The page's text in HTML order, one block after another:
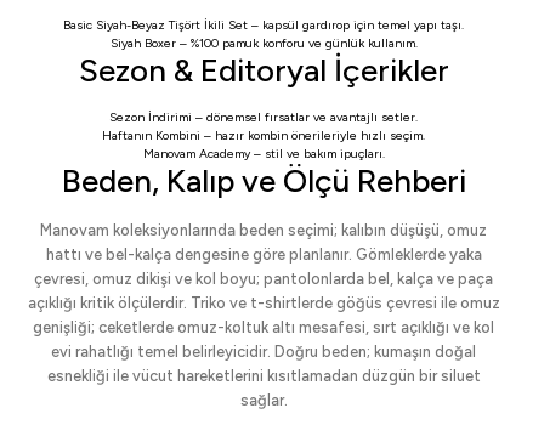
Basic Siyah-Beyaz Tişört İkili Set – kapsül gardırop için temel yapı taşı.
Siyah Boxer– %100 pamuk konforu ve günlük kullanım.
Sezon & Editoryal İçerikler
Sezon İndirimi – dönemsel fırsatlar ve avantajlı setler.
Haftanın Kombini – hazır kombin önerileriyle hızlı seçim.
Manovam Academy– stil ve bakım ipuçları.
Beden, Kalıp ve Ölçü Rehberi
Manovam koleksiyonlarında beden seçimi; kalıbın düşüşü, omuz
hattı ve bel-kalça dengesine göre planlanır. Gömleklerde yaka
çevresi, omuz dikişi ve kol boyu; pantolonlarda bel, kalça ve paça
açıklığı kritik ölçülerdir. Triko ve t-shirtlerde göğüs çevresi ile omuz
genişliği; ceketlerde omuz-koltuk altı mesafesi, sırt açıklığı ve kol
evi rahatlığı temel belirleyicidir. Doğru beden; kumaşın doğal
esnekliği ile vücut hareketlerini kısıtlamadan düzgün bir siluet
sağlar.